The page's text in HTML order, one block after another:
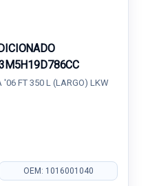
'06 FT 350 L (LARGO) LKW
OEM: 1016001040